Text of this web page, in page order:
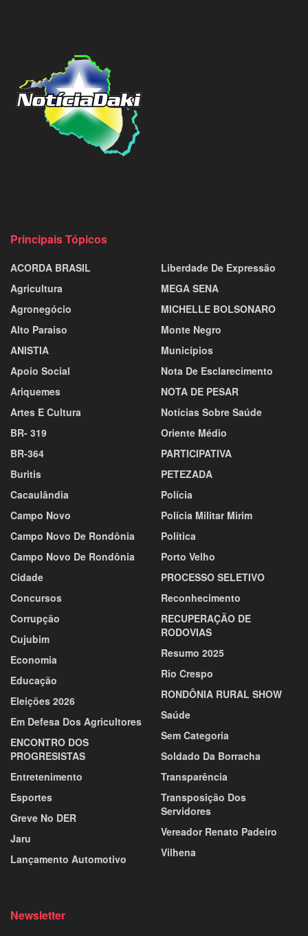
Principais Tópicos
ACORDA BRASIL
Agricultura
Agronegócio
Alto Paraiso
ANISTIA
Apoio Social
Ariquemes
Artes E Cultura
BR- 319
BR-364
Buritis
Cacaulândia
Campo Novo
Campo Novo De Rondônia
Campo Novo De Rondônia
Cidade
Concursos
Corrupção
Cujubim
Economia
Educação
Eleições 2026
Em Defesa Dos Agricultores
ENCONTRO DOS
PROGRESISTAS
Entretenimento
Esportes
Greve No DER
Jaru
Lançamento Automotivo
Liberdade De Expressão
MEGA SENA
MICHELLE BOLSONARO
Monte Negro
Municípios
Nota De Esclarecimento
NOTA DE PESAR
Notícias Sobre Saúde
Oriente Médio
PARTICIPATIVA
PETEZADA
Polícia
Polícia Militar Mirim
Política
Porto Velho
PROCESSO SELETIVO
Reconhecimento
RECUPERAÇÃO DE
RODOVIAS
Resumo 2025
Rio Crespo
RONDÔNIA RURAL SHOW
Saúde
Sem Categoria
Soldado Da Borracha
Transparência
Transposição Dos
Servidores
Vereador Renato Padeiro
Vilhena
Newsletter